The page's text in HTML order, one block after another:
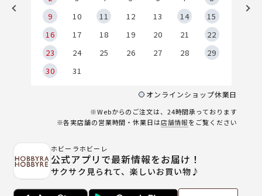
9
10 11 12 13 14
15
16
17 18 19 20 21
22
23
24 25 26 27 28
29
30
31
オンラインショップ休業日
※Webからのご注文は、24時間承っております
※各実店舗の営業時間・休業日は店舗情報をご覧ください
ホビーラホビーレ
公式アプリで最新情報をお届け！
サクサク見られて、楽しいお買い物♪